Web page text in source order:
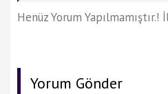
Henüz Yorum Yapılmamıştır.!
Yorum Gönder